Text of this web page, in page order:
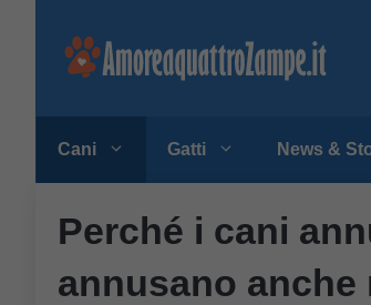
Cani Gatti News &
Perché i cani
annusano anche